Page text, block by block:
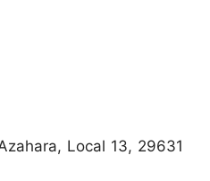
Local 13, 29631